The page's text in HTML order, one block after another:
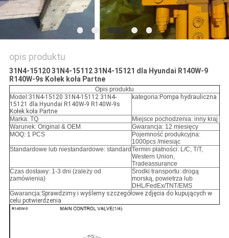
opis produktu
31N4-15120 31N4-15112 31N4-15121 dla Hyundai R140W-9
R140W-9s Kołek koła Partne
Opis produktu
Model:31N4-15120 31N4-15112 31N4-
15121 dla Hyundai R140W-9 R140W-9s
Kołek koła Partne
kategoria:Pompa hydrauliczna
Marka: TQ
Miejsce pochodzenia: inny kraj
Warunek: Original & OEM
Gwarancja: 12 miesięcy
MOQ: 1 PCS
Pojemność produkcyjna:
1000pcs /miesiąc
Standardowe lub niestandardowe: standard Termin płatności: L/C, T/T,
Western Union,
Tradeassurance
Czas dostawy: 1-3 dni (zależy od
zamówienia)
Środki transportu: drogą
morską, powietrza lub
DHL/FedEx/TNT/EMS
Gwarancja:Sprawdzimy i wyślemy szczegółowe zdjęcia do kupujących w
celu potwierdzenia